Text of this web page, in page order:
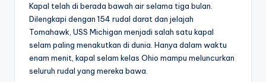
Kapal telah di berada bawah air selama tiga bulan.
Dilengkapi dengan 154 rudal darat dan jelajah
Tomahawk, USS Michigan menjadi salah satu kapal
selam paling menakutkan di dunia. Hanya dalam waktu
enam menit, kapal selam kelas Ohio mampu meluncurkan
seluruh rudal yang mereka bawa.